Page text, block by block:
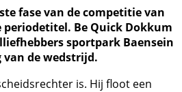
fase van de competitie van
periodetitel. Be Quick Dokkum
sportpark Baensein
van de wedstrijd.
is. Hij floot een